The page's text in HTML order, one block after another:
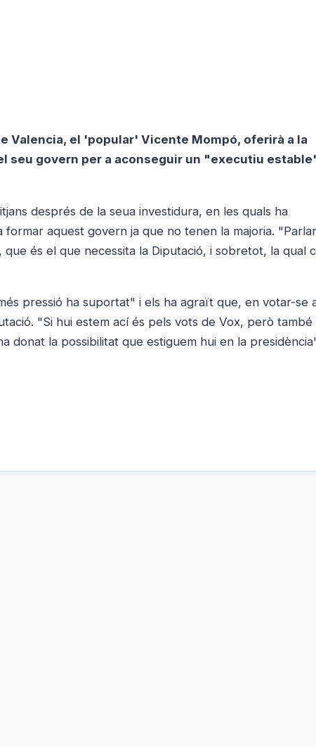
Valencia, el 'popular' Vicente Mompó, oferirà a la
seu govern per a aconseguir un "executiu
després de la seua investidura, en les quals ha
aquest govern ja que no tenen la majoria.
és el que necessita la Diputació, i sobretot, la qual
pressió ha suportat" i els ha agraït que, en votar-se
"Si hui estem ací és pels vots de Vox, però també
donat la possibilitat que estiguem hui en la